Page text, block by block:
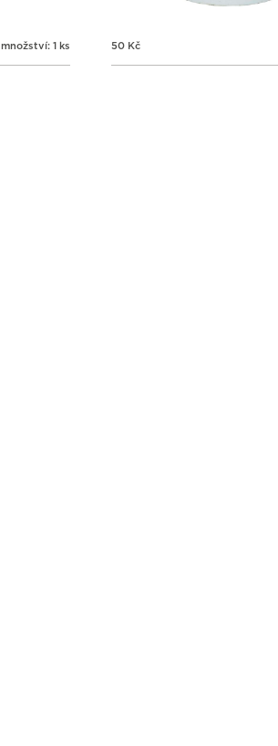
množství: 1 ks 50 Kč